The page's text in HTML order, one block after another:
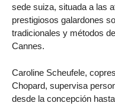
sede suiza, situada a las
prestigiosos galardones
tradicionales y métodos
Cannes.
Caroline Scheufele,
Chopard, supervisa
desde la concepción